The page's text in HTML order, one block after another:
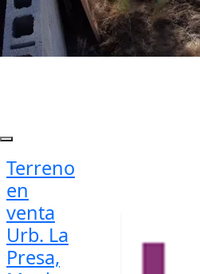
Terreno
en
venta
Urb. La
Presa,